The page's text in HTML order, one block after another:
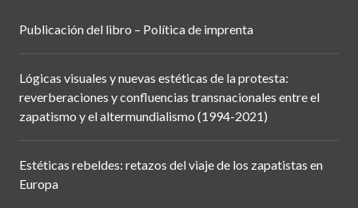
Publicación del libro – Política de imprenta
Lógicas visuales y nuevas estéticas de la protesta:
reverberaciones y confluencias transnacionales entre el
zapatismo y el altermundialismo (1994-2021)
Estéticas rebeldes: retazos del viaje de los zapatistas en
Europa